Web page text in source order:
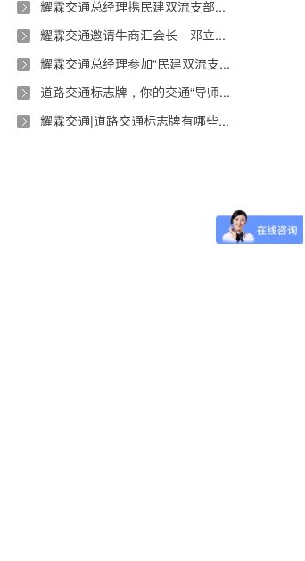
耀霖交通总经理携民建双流支部开展扶贫援助活动
耀霖交通邀请牛商汇会长—邓立万进行演讲指导
耀霖交通总经理参加“民建双流支部红色之旅”活动
道路交通标志牌，你的交通“导师”！
耀霖交通|道路交通标志牌有哪些制作要求？